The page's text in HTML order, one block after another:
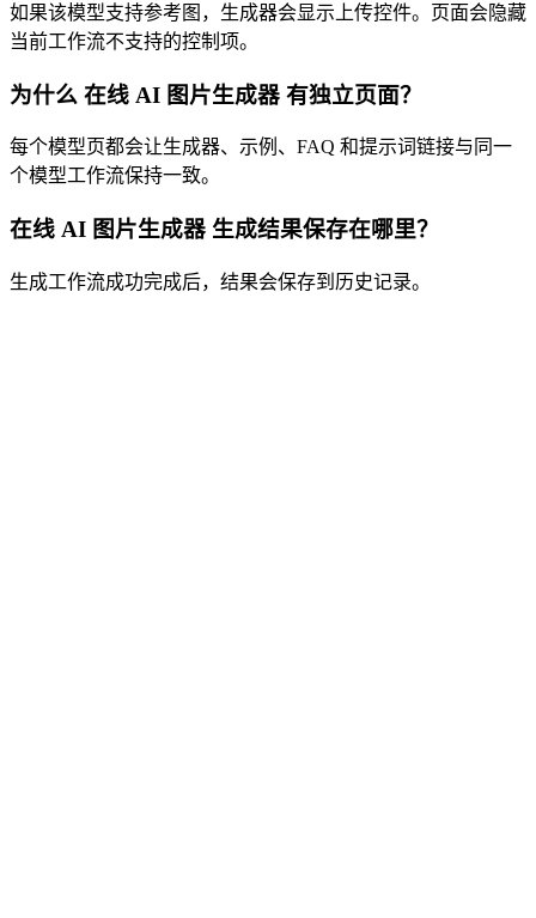
如果该模型支持参考图，生成器会显示上传控件。页面会隐藏
当前工作流不支持的控制项。
为什么 在线 AI 图片生成器 有独立页面？
每个模型页都会让生成器、示例、FAQ 和提示词链接与同一
个模型工作流保持一致。
在线 AI 图片生成器 生成结果保存在哪里？
生成工作流成功完成后，结果会保存到历史记录。